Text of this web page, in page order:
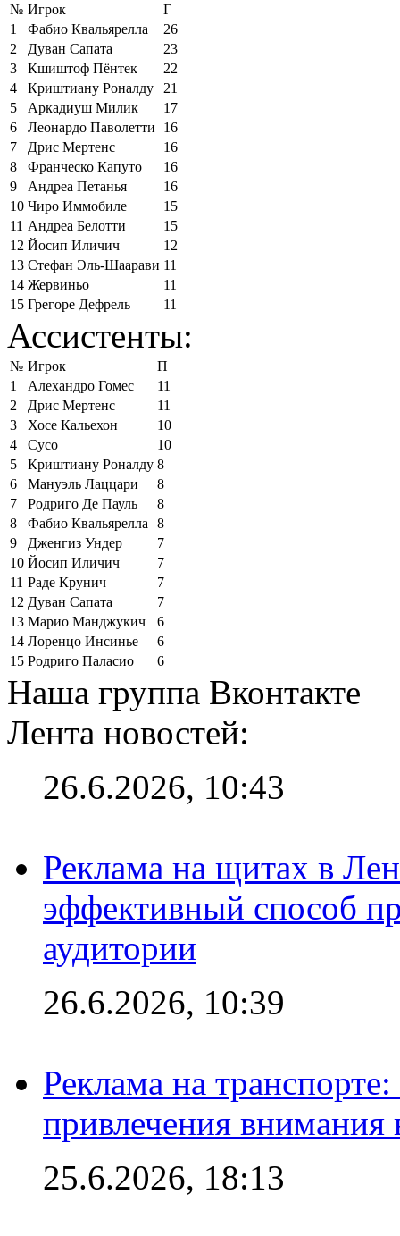
№ Игрок
Г
1
Фабио Квальярелла
26
2
Дуван Сапата
23
3
Кшиштоф Пёнтек
22
4
Криштиану Роналду
21
5
Аркадиуш Милик
17
6
Леонардо Паволетти
16
7
Дрис Мертенс
16
8
Франческо Капуто
16
9
Андреа Петанья
16
10 Чиро Иммобиле
15
11 Андреа Белотти
15
12 Йосип Иличич
12
13 Стефан Эль-Шаарави 11
14 Жервиньо
11
15 Грегоре Дефрель 11
Ассистенты:
№ Игрок
П
1
Алехандро Гомес
11
2
Дрис Мертенс
11
3
Хосе Кальехон
10
4
Сусо
10
5
Криштиану Роналду 8
6
Мануэль Лаццари
8
7
Родриго Де Пауль
8
8
Фабио Квальярелла
8
9
Дженгиз Ундер
7
10 Йосип Иличич
7
11 Раде Крунич
7
12 Дуван Сапата
7
13 Марио Манджукич
6
14 Лоренцо Инсинье
6
15 Родриго Паласио 6
Наша группа Вконтакте
Лента новостей:
26.6.2026, 10:43
Реклама на щитах в
эффективный способ
аудитории
26.6.2026, 10:39
Реклама на
привлечения внимания
25.6.2026, 18:13